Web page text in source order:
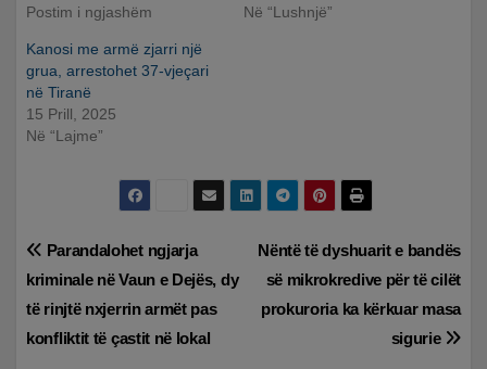
Postim i ngjashëm
Në “Lushnjë”
Kanosi me armë zjarri një
grua, arrestohet 37-vjeçari
në Tiranë
15 Prill, 2025
Në “Lajme”
Lëvizje
te
postimet
Nëntë të dyshuarit e bandës
së mikrokredive për të cilët
prokuroria ka kërkuar masa
sigurie
Parandalohet ngjarja
kriminale në Vaun e Dejës, dy
të rinjtë nxjerrin armët pas
konfliktit të çastit në lokal